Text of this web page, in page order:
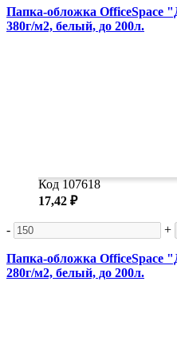
Папка-обложка OfficeSpace
380г/м2, белый, до 200л.
Код 107618
17,42 ₽
- +
Папка-обложка OfficeSpace
280г/м2, белый, до 200л.